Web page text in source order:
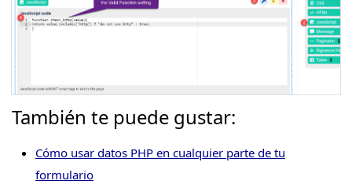
También te puede gustar:
Cómo usar datos PHP en cualquier parte de tu
formulario